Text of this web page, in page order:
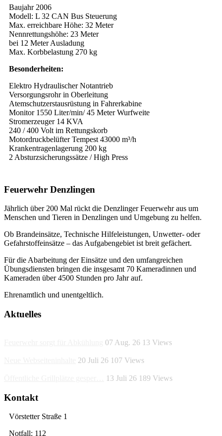
Baujahr 2006
Modell: L 32 CAN Bus Steuerung
Max. erreichbare Höhe: 32 Meter
Nennrettungshöhe: 23 Meter
bei 12 Meter Ausladung
Max. Korbbelastung 270 kg
Besonderheiten:
Elektro Hydraulischer Notantrieb
Versorgungsrohr in Oberleitung
Atemschutzerstausrüstung in Fahrerkabine
Monitor 1550 Liter/min/ 45 Meter Wurfweite
Stromerzeuger 14 KVA
240 / 400 Volt im Rettungskorb
Motordruckbelüfter Tempest 43000 m³/h
Krankentragenlagerung 200 kg
2 Absturzsicherungssätze / High Press
Feuerwehr Denzlingen
Jährlich über 200 Mal rückt die Denzlinger Feuerwehr aus um
Menschen und Tieren in Denzlingen und Umgebung zu helfen.
Ob Brandeinsätze, Technische Hilfeleistungen, Unwetter- oder
Gefahrstoffeinsätze – das Aufgabengebiet ist breit gefächert.
Für die Abarbeitung der Einsätze und den umfangreichen
Übungsdiensten bringen die insgesamt 70 Kameradinnen und
Kameraden über 4500 Stunden pro Jahr auf.
Ehrenamtlich und unentgeltlich.
Aktuelles
07 Aug. 26 13 Views
20 Juli 26 107 Views
13 Juli 26 189 Views
Kontakt
Vörstetter Straße 1
Notfall: 112